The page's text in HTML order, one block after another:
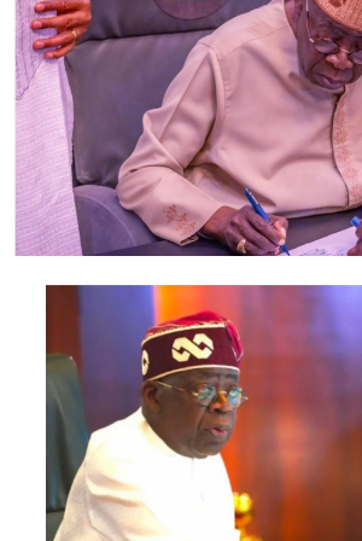
Odumegwu-Ojukwu; Minister of
Investment, Jumoke Oduwole; and
Olubunmi Tunji-Ojo.
Representatives of the Central Bank
Customs Service, Nigeria Immigration
Revenue Service, Nigeria Investment
Commission, Nigeria Export
National Information Technology
The statement said Canadian officials
conference include President of the
Canada, Shafqat Ali; Ontario Minister
Multiculturalism, Graham McGregor;
Deepak Anand; Brampton Mayor
Councillor Rod Power; and Ontario
and Economic Opportunities,